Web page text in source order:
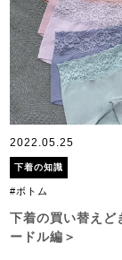
2022.05.25
下着の知識
#ボトム
下着の買い替えど
ードル編＞